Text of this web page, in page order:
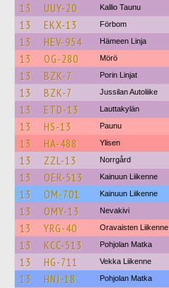
13 UUY-20 Kallio Taunu
13 EKX-13 Förbom
13 HEV-954 Hämeen Linja
13 OG-280 Mörö
13 BZK-7 Porin Linjat
13 BZK-7 Jussilan Autoliike
13 ETD-13 Lauttakylän
13 HS-13 Paunu
13 HA-488 Ylisen
13 ZZL-13 Norrgård
13 OER-513 Kainuun Liikenne
13 OM-701 Kainuun Liikenne
13 OMY-13 Nevakivi
13 YRG-40 Oravaisten Liikenne
13 KCC-513 Pohjolan Matka
13 HG-711 Vekka Liikenne
13 HNJ-18 Pohjolan Matka